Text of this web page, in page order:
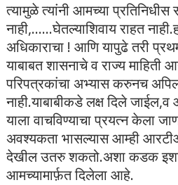
त्यामुळे त्यांनी आमच्या
नाही,......घेतल्याशिवाय राहत
अधिकाराचा ! आणि यापुढे तरी
याबाबत शासनाचे व राज्य माहिती
परिपत्रकांचा अभ्यास करुनच
नाही.याबाबीकडे लक्ष दिले जाईल,व
याला वाचविण्याचा प्रयत्न केला
अवश्यकता भासल्यास आम्ही
देखील उतरु शकतो.अशा कडक
आमच्यामार्फ़त दिलेला आहे.